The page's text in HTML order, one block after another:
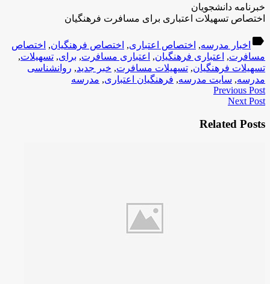
خبرنامه دانشجویان
اختصاص تسهیلات اعتباری برای مسافرت فرهنگیان
label اخبار مدرسه, اختصاص اعتباری, اختصاص فرهنگیان, اختصاص
مسافرت, اعتباری فرهنگیان, اعتباری مسافرت, برای, تسهیلات,
تسهیلات فرهنگیان, تسهیلات مسافرت, خبر جدید, روانشناسی
مدرسه, سایت مدرسه, فرهنگیان اعتباری, مدرسه
Previous Post
Next Post
Related Posts